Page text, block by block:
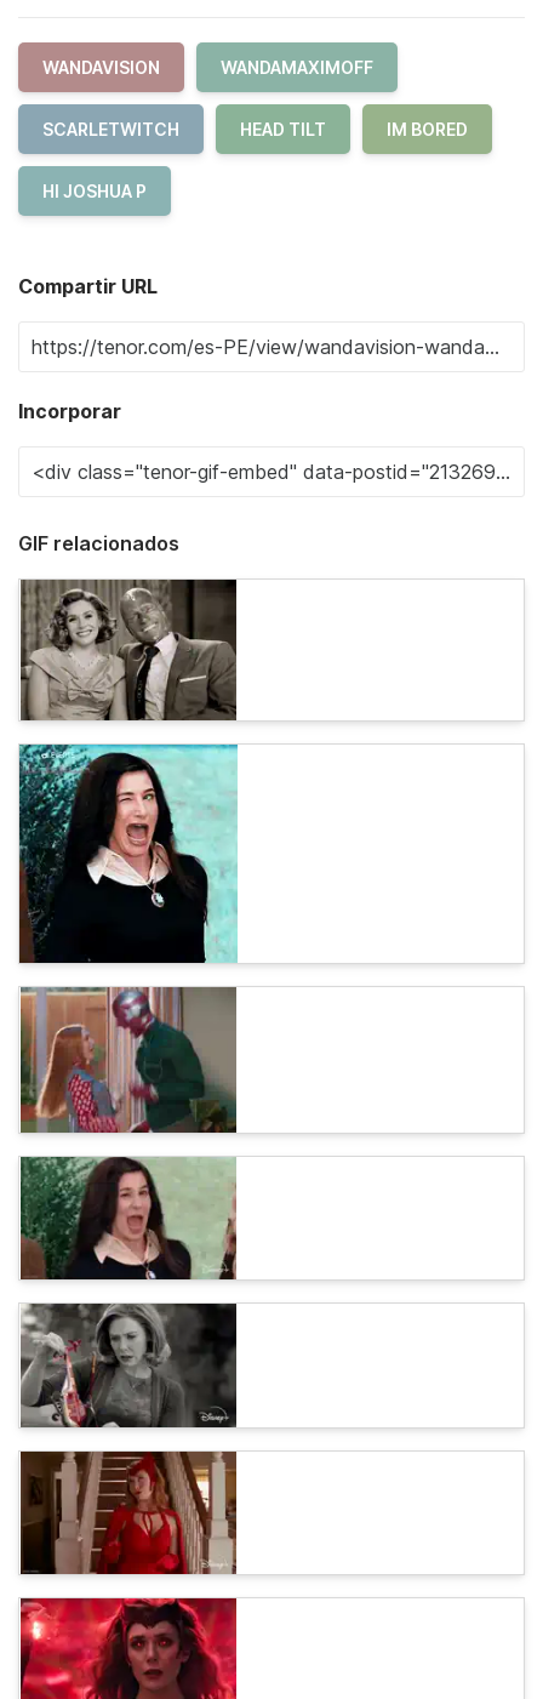
WANDAVISION WANDAMAXIMOFF
SCARLETWITCH HEAD TILT IM BORED
HI JOSHUA P
Compartir URL
Incorporar
GIF relacionados